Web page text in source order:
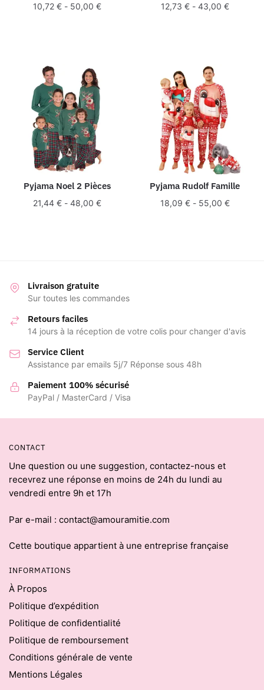
10,72 €- 50,00 € 12,73 €- 43,00 €
Pyjama Noel 2 Pièces
21,44 €- 48,00 €
Pyjama Rudolf Famille
18,09 €- 55,00 €
Livraison gratuite
Sur toutes les commandes
Retours faciles
14 jours à la réception de votre colis pour changer d'avis
Service Client
Assistance par emails 5j/7 Réponse sous 48h
Paiement 100% sécurisé
PayPal / MasterCard / Visa
CONTACT
Une question ou une suggestion, contactez-nous et
recevrez une réponse en moins de 24h du lundi au
vendredi entre 9h et 17h
Par e-mail : contact@amouramitie.com
Cette boutique appartient à une entreprise française
INFORMATIONS
À Propos
Politique d’expédition
Politique de confidentialité
Politique de remboursement
Conditions générale de vente
Mentions Légales